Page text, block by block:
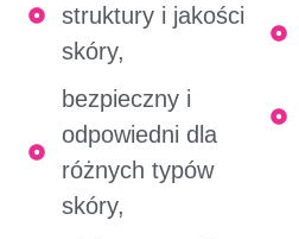
struktury i jakości
skóry,
bezpieczny i
odpowiedni dla
różnych typów
skóry,